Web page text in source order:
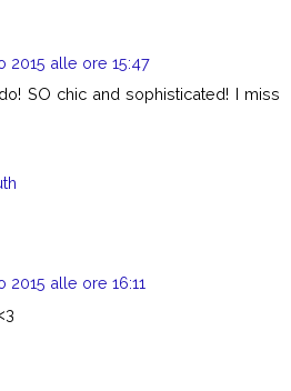
2015 alle ore 15:47
SO chic and sophisticated! I miss
2015 alle ore 16:11